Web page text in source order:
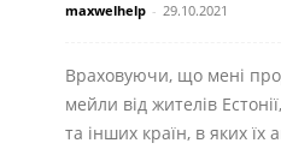
maxwelhelp - 29.10.2021
Враховуючи, що мені
мейли від жителів
та інших країн, в яких